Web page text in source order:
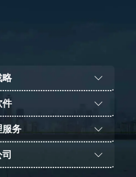
略
件
服务